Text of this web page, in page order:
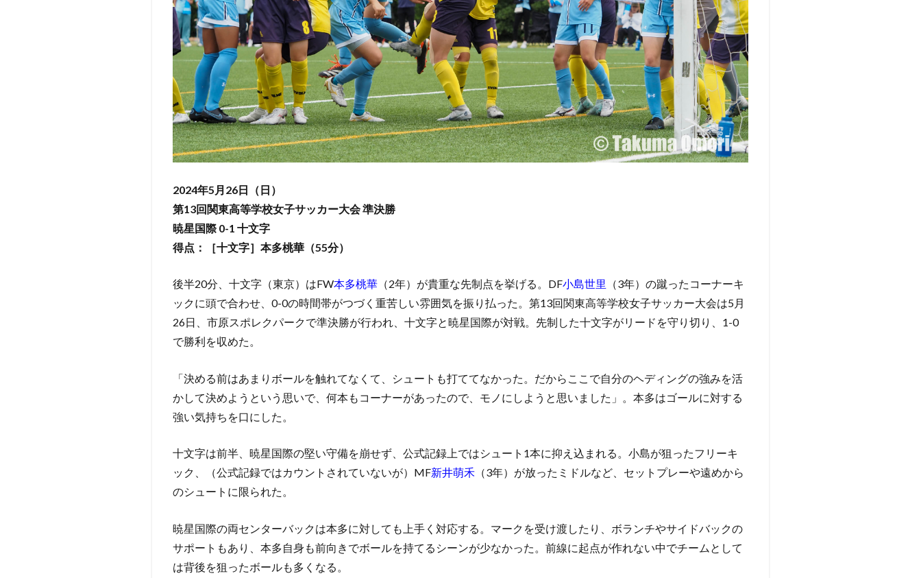
2024年5月26日（日）
第13回関東高等学校女子サッカー大会 準決勝
暁星国際 0-1 十文字
得点：［十文字］本多桃華（55分）
後半20分、十文字（東京）はFW本多桃華 （2年）が貴重な先制点を挙げる。DF小島世里
（3年）の蹴ったコーナーキ
ックに頭で合わせ、0-0の時間帯がつづく重苦しい雰囲気を振り払った。第13回関東高等学校女子サッカー大会は5月
26日、市原スポレクパークで準決勝が行われ、十文字と暁星国際が対戦。先制した十文字がリードを守り切り、1-0
で勝利を収めた。
「決める前はあまりボールを触れてなくて、シュートも打ててなかった。だからここで自分のヘディングの強みを活
かして決めようという思いで、何本もコーナーがあったので、モノにしようと思いました」。本多はゴールに対する
強い気持ちを口にした。
十文字は前半、暁星国際の堅い守備を崩せず、公式記録上ではシュート1本に抑え込まれる。小島が狙ったフリーキ
ック、（公式記録ではカウントされていないが）MF新井萌禾 （3年）が放ったミドルなど、セットプレーや遠めから
のシュートに限られた。
暁星国際の両センターバックは本多に対しても上手く対応する。マークを受け渡したり、ボランチやサイドバックの
サポートもあり、本多自身も前向きでボールを持てるシーンが少なかった。前線に起点が作れない中でチームとして
は背後を狙ったボールも多くなる。